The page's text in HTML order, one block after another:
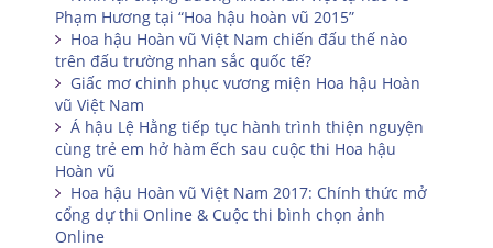
Phạm Hương tại “Hoa hậu hoàn vũ 2015”
Hoa hậu Hoàn vũ Việt Nam chiến đấu thế nào
trên đấu trường nhan sắc quốc tế?
Giấc mơ chinh phục vương miện Hoa hậu Hoàn
vũ Việt Nam
Á hậu Lệ Hằng tiếp tục hành trình thiện nguyện
cùng trẻ em hở hàm ếch sau cuộc thi Hoa hậu
Hoàn vũ
Hoa hậu Hoàn vũ Việt Nam 2017: Chính thức mở
cổng dự thi Online & Cuộc thi bình chọn ảnh
Online